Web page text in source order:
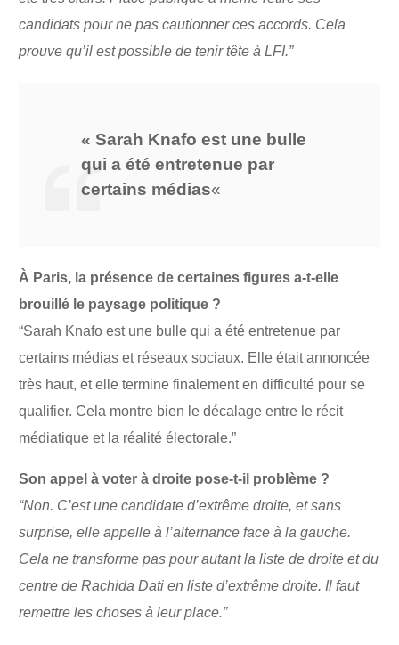
candidats pour ne pas cautionner ces accords. Cela
prouve qu’il est possible de tenir tête à LFI.”
« Sarah Knafo est une bulle
qui a été entretenue par
certains médias«
À Paris, la présence de certaines figures a-t-elle
brouillé le paysage politique ?
“Sarah Knafo est une bulle qui a été entretenue par
certains médias et réseaux sociaux. Elle était annoncée
très haut, et elle termine finalement en difficulté pour se
qualifier. Cela montre bien le décalage entre le récit
médiatique et la réalité électorale.”
Son appel à voter à droite pose-t-il problème ?
“Non. C’est une candidate d’extrême droite, et sans
surprise, elle appelle à l’alternance face à la gauche.
Cela ne transforme pas pour autant la liste de droite et du
centre de Rachida Dati en liste d’extrême droite. Il faut
remettre les choses à leur place.”